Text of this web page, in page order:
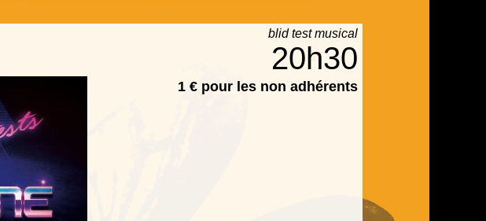
blid test musical
20h30
1 € pour les non adhérents